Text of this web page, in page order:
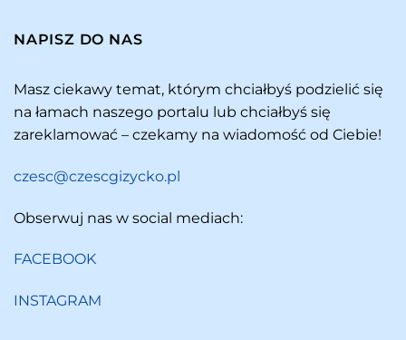
NAPISZ DO NAS
Masz ciekawy temat, którym chciałbyś podzielić się
na łamach naszego portalu lub chciałbyś się
zareklamować – czekamy na wiadomość od Ciebie!
czesc@czescgizycko.pl
Obserwuj nas w social mediach:
FACEBOOK
INSTAGRAM